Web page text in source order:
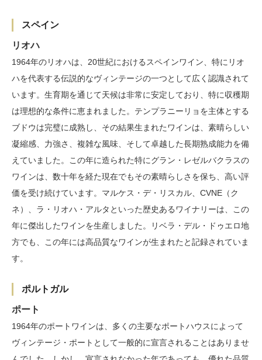
スペイン
リオハ
1964年のリオハは、20世紀におけるスペインワイン、特にリオ
ハを代表する伝説的なヴィンテージの一つとして広く認識されて
います。生育期を通じて天候は非常に安定しており、特に収穫期
は理想的な条件に恵まれました。テンプラニーリョを主体とする
ブドウは完璧に成熟し、その結果生まれたワインは、素晴らしい
凝縮感、力強さ、複雑な風味、そして卓越した長期熟成能力を備
えていました。この年に造られた特にグラン・レゼルバクラスの
ワインは、数十年を経た現在でもその素晴らしさを保ち、高い評
価を受け続けています。マルケス・デ・リスカル、CVNE（ク
ネ）、ラ・リオハ・アルタといった歴史あるワイナリーは、この
年に傑出したワインを生産しました。リベラ・デル・ドゥエロ地
方でも、この年には高品質なワインが生まれたと記録されていま
す。
ポルトガル
ポート
1964年のポートワインは、多くの主要なポートハウスによって
ヴィンテージ・ポートとして一般的に宣言されることはありませ